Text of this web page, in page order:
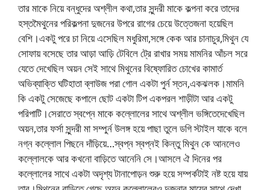
তার মাকে নিয়ে বন্ধুদের অশ্লীল কথা,তার সুন্দরী মাকে কল্পনা করে তাদের
হস্তমৈথুনের পরিকল্পনা দুজনের উপরে রাগের চেয়ে উত্তেজনা হয়েছিল
বেশি।একটু পরে চা নিয়ে এসেছিল মধুরিমা,সঙ্গে কেক আর চানাচুর,মিথুন যে
সোফায় বসেছে তার আড়া আড়ি টেবিলে ট্রে রাখার সময় মামনির আঁচল সরে
যেতে দেখেছিল অয়ন সেই সাথে মিথুনের বিষ্ফোরিত চোখের কামার্ত
অভিব্যাক্তি ঘটিহাতা ব্লাউজ পরা গোল একটা পুর্ন স্তন,একঝলক।মামনি
কি একটু সেজেছে কপালে ছোট একটা টিপ একপরল শাড়ীটা আর একটু
পরিপাটি।সেরাতে স্বপ্নে মাকে কল্লোলের সাথে অশ্লীল ভঙ্গিতেদেখেছিল
অয়ন,তার ফর্সা সুন্দরী মা সম্পুর্ন উলঙ্গ হয়ে পাছা তুলে ডগি স্টাইল যাকে বলে
নগ্ন কল্লোল পিছনে দাঁড়িয়ে…স্বপ্ন স্বপ্নই কিন্তু মিথুন কে আনলেও
কল্লোলকে আর কখনো বাড়িতে আনেনি সে।আসলে ঐ দিনের পর
কল্লোলের সাথে একটা অদৃশ্য টানাপোড়ন শুরু হয়ে সম্পর্কটাই নষ্ট হয়ে যায়